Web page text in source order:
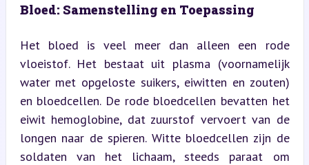
Bloed: Samenstelling en Toepassing
Het bloed is veel meer dan alleen een rode
vloeistof. Het bestaat uit plasma (voornamelijk
water met opgeloste suikers, eiwitten en zouten)
en bloedcellen. De rode bloedcellen bevatten het
eiwit hemoglobine, dat zuurstof vervoert van de
longen naar de spieren. Witte bloedcellen zijn de
soldaten van het lichaam, steeds paraat om